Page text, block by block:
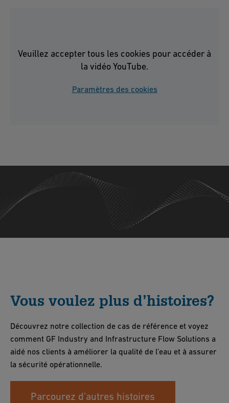
Veuillez accepter tous les cookies pour accéder à
la vidéo YouTube.
Paramètres des cookies
Vous voulez plus d’histoires?
Découvrez notre collection de cas de référence et voyez
comment GF Industry and Infrastructure Flow Solutions a
aidé nos clients à améliorer la qualité de l’eau et à assurer
la sécurité opérationnelle.
Parcourez d’autres histoires